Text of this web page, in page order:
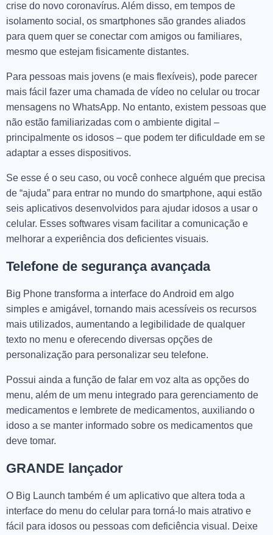
crise do novo coronavírus. Além disso, em tempos de
isolamento social, os smartphones são grandes aliados
para quem quer se conectar com amigos ou familiares,
mesmo que estejam fisicamente distantes.
Para pessoas mais jovens (e mais flexíveis), pode parecer
mais fácil fazer uma chamada de vídeo no celular ou trocar
mensagens no WhatsApp. No entanto, existem pessoas que
não estão familiarizadas com o ambiente digital –
principalmente os idosos – que podem ter dificuldade em se
adaptar a esses dispositivos.
Se esse é o seu caso, ou você conhece alguém que precisa
de “ajuda” para entrar no mundo do smartphone, aqui estão
seis aplicativos desenvolvidos para ajudar idosos a usar o
celular. Esses softwares visam facilitar a comunicação e
melhorar a experiência dos deficientes visuais.
Telefone de segurança avançada
Big Phone transforma a interface do Android em algo
simples e amigável, tornando mais acessíveis os recursos
mais utilizados, aumentando a legibilidade de qualquer
texto no menu e oferecendo diversas opções de
personalização para personalizar seu telefone.
Possui ainda a função de falar em voz alta as opções do
menu, além de um menu integrado para gerenciamento de
medicamentos e lembrete de medicamentos, auxiliando o
idoso a se manter informado sobre os medicamentos que
deve tomar.
GRANDE lançador
O Big Launch também é um aplicativo que altera toda a
interface do menu do celular para torná-lo mais atrativo e
fácil para idosos ou pessoas com deficiência visual. Deixe